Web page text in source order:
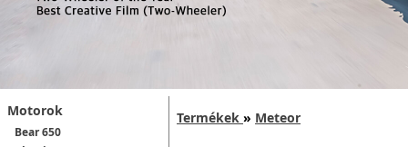
Motorok
Bear 650
Termékek » Meteor